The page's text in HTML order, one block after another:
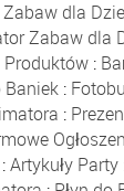
dla
Zabaw dla
:
Baniek:
:
:Artykuły Party